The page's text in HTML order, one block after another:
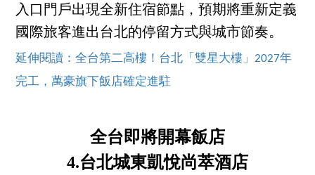
入口門戶出現全新住宿節點，預期將重新定義
國際旅客進出台北的停留方式與城市節奏。
延伸閱讀：全台第二高樓！台北「雙星大樓」2027年
完工，萬豪旗下飯店確定進駐
全台即將開幕飯店
4.台北城東凱悅尚萃酒店